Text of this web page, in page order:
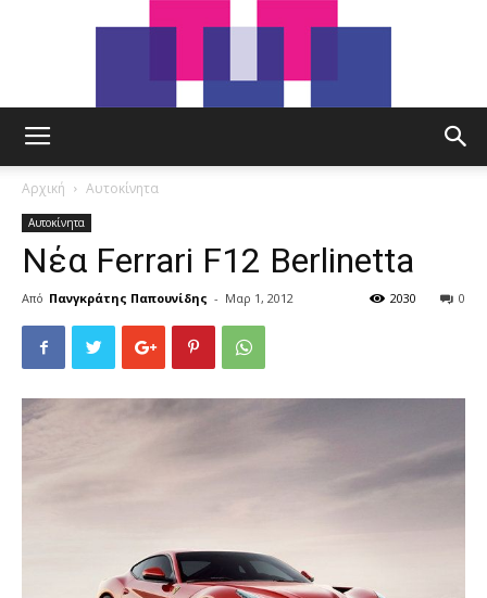
Αρχική Αυτοκίνητα
Αυτοκίνητα
Νέα Ferrari F12 Berlinetta
Από Πανγκράτης Παπουνίδης - Μαρ 1, 2012 0
2030